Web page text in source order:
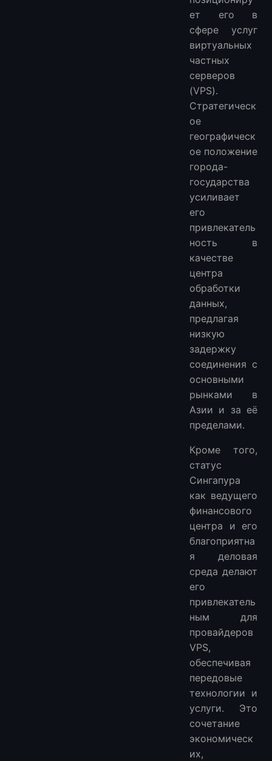
ет его в
сфере услуг
виртуальных
частных
серверов
(VPS).
Стратегическ
ое
географическ
ое положение
города-
государства
усиливает
его
привлекатель
ность в
качестве
центра
обработки
данных,
предлагая
низкую
задержку
соединения с
основными
рынками в
Азии и за её
пределами.
Кроме того,
статус
Сингапура
как ведущего
финансового
центра и его
благоприятна
я деловая
среда делают
его
привлекатель
ным для
провайдеров
VPS,
обеспечивая
передовые
технологии и
услуги. Это
сочетание
экономическ
их,